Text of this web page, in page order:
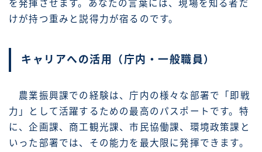
を発揮させます。あなたの言葉には、現場を知る者だ
けが持つ重みと説得力が宿るのです。
キャリアへの活用（庁内・一般職員）
農業振興課での経験は、庁内の様々な部署で「即戦
力」として活躍するための最高のパスポートです。特
に、企画課、商工観光課、市民協働課、環境政策課と
いった部署では、その能力を最大限に発揮できます。